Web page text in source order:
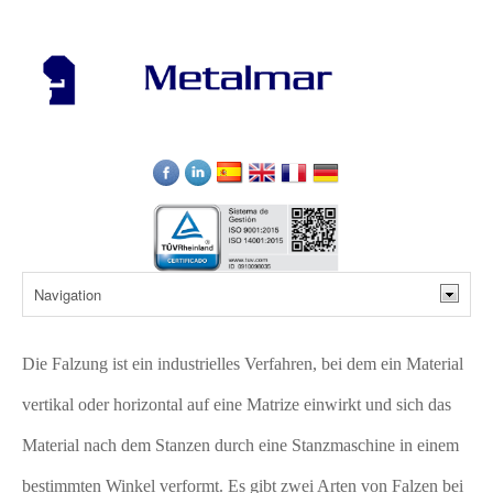
Die Falzung ist ein industrielles Verfahren, bei dem ein Material
vertikal oder horizontal auf eine Matrize einwirkt und sich das
Material nach dem Stanzen durch eine Stanzmaschine in einem
bestimmten Winkel verformt. Es gibt zwei Arten von Falzen bei